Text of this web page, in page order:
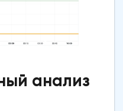
анализ